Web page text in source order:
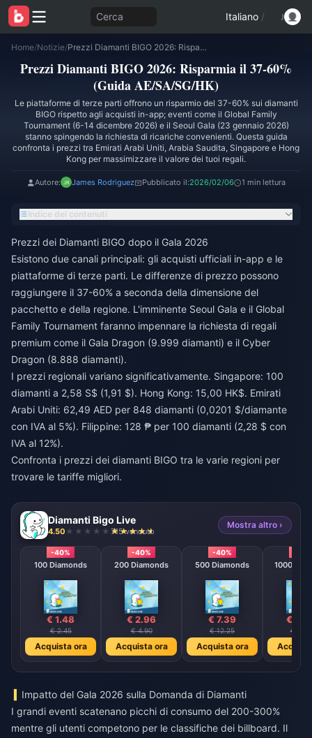
Cerca Italiano /
Home/Notizie/ Prezzi Diamanti BIGO 2026: Risparmia il 37-60% (Guida AE/SA/SG/HK)
Prezzi Diamanti BIGO 2026: Risparmia il 37-60%
(Guida AE/SA/SG/HK)
Le piattaforme di terze parti offrono un risparmio del 37-60% sui diamanti
BIGO rispetto agli acquisti in-app; eventi come il Global Family
Tournament (6-14 dicembre 2026) e il Seoul Gala (23 gennaio 2026)
stanno spingendo la richiesta di ricariche convenienti. Questa guida
confronta i prezzi tra Emirati Arabi Uniti, Arabia Saudita, Singapore e Hong
Kong per massimizzare il valore dei tuoi regali.
Autore: James Rodriguez Pubblicato il:2026/02/06 1 min lettura
Indice dei contenuti
Prezzi dei Diamanti BIGO dopo il Gala 2026
Esistono due canali principali: gli acquisti ufficiali in-app e le
piattaforme di terze parti. Le differenze di prezzo possono
raggiungere il 37-60% a seconda della dimensione del
pacchetto e della regione. L'imminente Seoul Gala e il Global
Family Tournament faranno impennare la richiesta di regali
premium come il Gala Dragon (9.999 diamanti) e il Cyber
Dragon (8.888 diamanti).
I prezzi regionali variano significativamente. Singapore: 100
diamanti a 2,58 S$ (1,91 $). Hong Kong: 15,00 HK$. Emirati
Arabi Uniti: 62,49 AED per 848 diamanti (0,0201 $/diamante
con IVA al 5%). Filippine: 128 ₱ per 100 diamanti (2,28 $ con
IVA al 12%).
Confronta i prezzi dei diamanti BIGO tra le varie regioni per
trovare le tariffe migliori.
Diamanti Bigo Live
4.50 715 venduto
Mostra altro ›
-40%
100 Diamonds
€ 1.48
€ 2.45
Acquista ora
-40%
200 Diamonds
€ 2.96
€ 4.90
Acquista ora
-40%
500 Diamonds
€ 7.39
€ 12.25
Acquista ora
1000
€
€
Impatto del Gala 2026 sulla Domanda di Diamanti
I grandi eventi scatenano picchi di consumo del 200-300%
mentre gli utenti competono per le classifiche dei billboard. Il